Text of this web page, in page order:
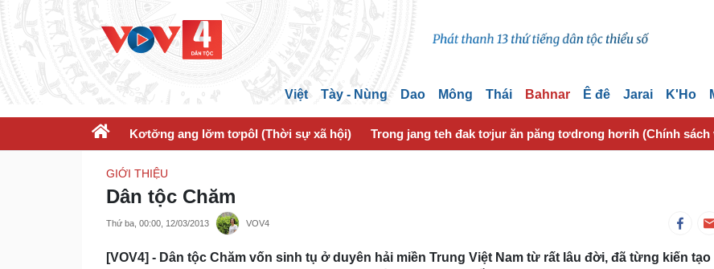
Việt Tày - Nùng Dao Mông Thái Bahnar Ê đê Jarai K'Ho
Kơtơ̆ng ang lơ̆m tơpôl (Thời sự xã hội) Trong jang teh đak tơjur ăn păng tơdrong hơrih (Chính sách
GIỚI THIỆU
Dân tộc Chăm
Thứ ba, 00:00, 12/03/2013 VOV4
[VOV4] - Dân tộc Chăm vốn sinh tụ ở duyên hải miền Trung Việt Nam từ rất lâu đời, đã từng kiến tạo